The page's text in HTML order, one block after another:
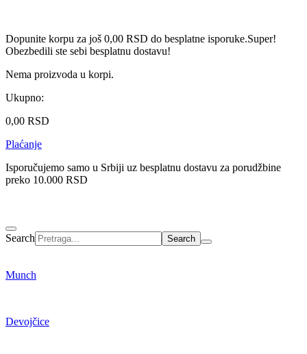
Dopunite korpu za još 0,00 RSD do besplatne isporuke.Super!
Obezbedili ste sebi besplatnu dostavu!
Nema proizvoda u korpi.
Ukupno:
0,00 RSD
Plaćanje
Isporučujemo samo u Srbiji uz besplatnu dostavu za porudžbine
preko 10.000 RSD
Search
Munch
Devojčice